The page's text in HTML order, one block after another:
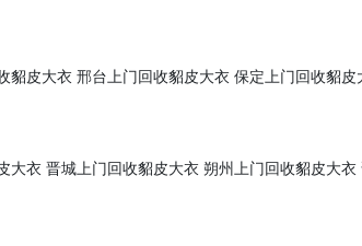
貂皮大衣 邢台上门回收貂皮大衣 保定上门回收貂皮
大衣 晋城上门回收貂皮大衣 朔州上门回收貂皮大衣